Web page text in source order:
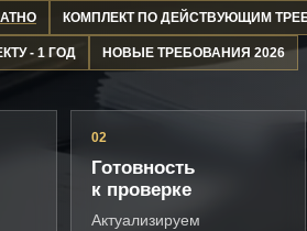
КОМПЛЕКТ ПО ДЕЙСТВУЮЩИМ
- 1 ГОД НОВЫЕ ТРЕБОВАНИЯ 2026
02
Готовность
к проверке
Актуализируем